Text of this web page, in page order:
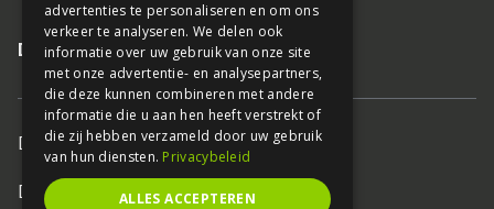
Deze wordt mooi ingelijst
Door: Motorfreaks
Deel
advertenties te personaliseren en om ons
verkeer te analyseren. We delen ook
informatie over uw gebruik van onze site
met onze advertentie- en analysepartners,
die deze kunnen combineren met andere
informatie die u aan hen heeft verstrekt of
die zij hebben verzameld door uw gebruik
van hun diensten. Privacybeleid
ALLES ACCEPTEREN